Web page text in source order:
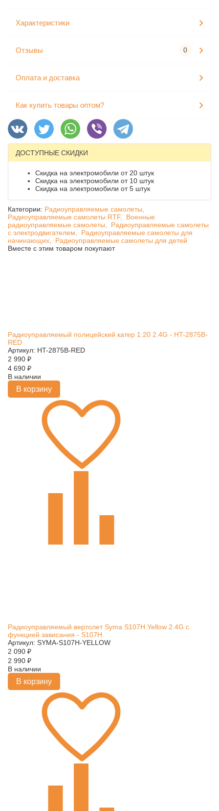
Характеристики
Отзывы 0
Оплата и доставка
Как купить товары оптом?
ДОСТУПНЫЕ СКИДКИ
Скидка на электромобили от 20 штук
Скидка на электромобили от 10 штук
Скидка на электромобили от 5 штук
Категории: Радиоуправляемые самолеты,
Радиоуправляемые самолеты RTF,
Военные
радиоуправляемые самолеты,
Радиоуправляемые самолеты
с электродвигателем,
Радиоуправляемые самолеты для
начинающих,
Радиоуправляемые самолеты для детей
Вместе с этим товаром покупают
Радиоуправляемый полицейский катер 1:20 2.4G - HT-2875B-
RED
Артикул: HT-2875B-RED
2 990 ₽
4 690 ₽
В наличии
В корзину
Радиоуправляемый вертолет Syma S107H Yellow 2.4G с
функцией зависания - S107H
Артикул: SYMA-S107H-YELLOW
2 090 ₽
2 990 ₽
В наличии
В корзину